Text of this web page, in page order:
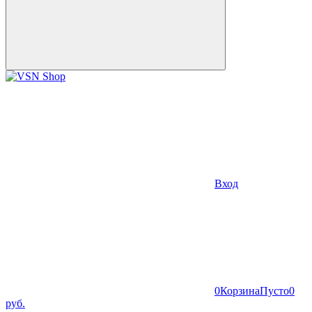
Вход
0КорзинаПусто0
руб.